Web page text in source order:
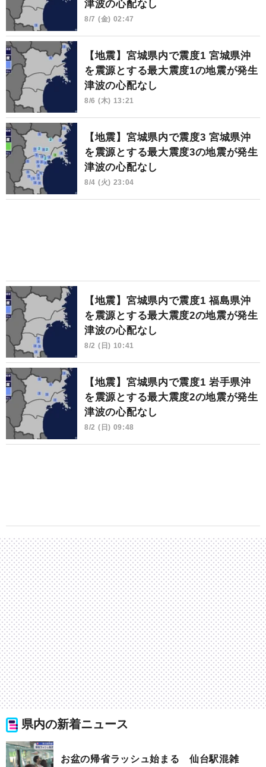
津波の心配なし
8/7 (金) 02:47
【地震】宮城県内で震度1 宮城県沖
を震源とする最大震度1の地震が発生
津波の心配なし
8/6 (木) 13:21
【地震】宮城県内で震度3 宮城県沖
を震源とする最大震度3の地震が発生
津波の心配なし
8/4 (火) 23:04
【地震】宮城県内で震度1 福島県沖
を震源とする最大震度2の地震が発生
津波の心配なし
8/2 (日) 10:41
【地震】宮城県内で震度1 岩手県沖
を震源とする最大震度2の地震が発生
津波の心配なし
8/2 (日) 09:48
県内の新着ニュース
お盆の帰省ラッシュ始まる 仙台駅混雑